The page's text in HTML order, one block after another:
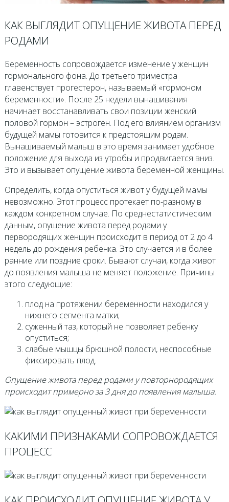
КАК ВЫГЛЯДИТ ОПУЩЕНИЕ ЖИВОТА ПЕРЕД
РОДАМИ
Беременность сопровождается изменение у женщин
гормонального фона. До третьего триместра
главенствует прогестерон, называемый «гормоном
беременности». После 25 недели вынашивания
начинает восстанавливать свои позиции женский
половой гормон – эстроген. Под его влиянием организм
будущей мамы готовится к предстоящим родам.
Вынашиваемый малыш в это время занимает удобное
положение для выхода из утробы и продвигается вниз.
Это и вызывает опущение живота беременной женщины.
Определить, когда опуститься живот у будущей мамы
невозможно. Этот процесс протекает по-разному в
каждом конкретном случае. По среднестатистическим
данным, опущение живота перед родами у
первородящих женщин происходит в период от 2 до 4
недель до рождения ребенка. Это случается и в более
ранние или поздние сроки. Бывают случаи, когда живот
до появления малыша не меняет положение. Причины
этого следующие:
плод на протяжении беременности находился у
нижнего сегмента матки;
суженный таз, который не позволяет ребенку
опуститься;
слабые мышцы брюшной полости, неспособные
фиксировать плод.
Опущение живота перед родами у повторнородящих
происходит примерно за 3 дня до появления малыша.
КАКИМИ ПРИЗНАКАМИ СОПРОВОЖДАЕТСЯ
ПРОЦЕСС